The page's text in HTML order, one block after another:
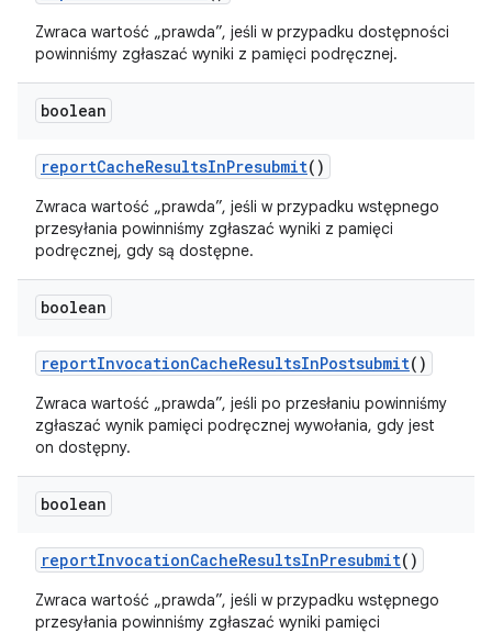
Zwraca wartość „prawda”, jeśli w przypadku dostępności
powinniśmy zgłaszać wyniki z pamięci podręcznej.
boolean
reportCacheResultsInPresubmit()
Zwraca wartość „prawda”, jeśli w przypadku wstępnego
przesyłania powinniśmy zgłaszać wyniki z pamięci
podręcznej, gdy są dostępne.
boolean
reportInvocationCacheResultsInPostsubmit()
Zwraca wartość „prawda”, jeśli po przesłaniu powinniśmy
zgłaszać wynik pamięci podręcznej wywołania, gdy jest
on dostępny.
boolean
reportInvocationCacheResultsInPresubmit()
Zwraca wartość „prawda”, jeśli w przypadku wstępnego
przesyłania powinniśmy zgłaszać wyniki pamięci